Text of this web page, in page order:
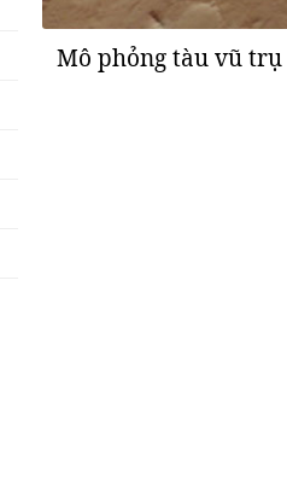
Mô phỏng tàu vũ trụ